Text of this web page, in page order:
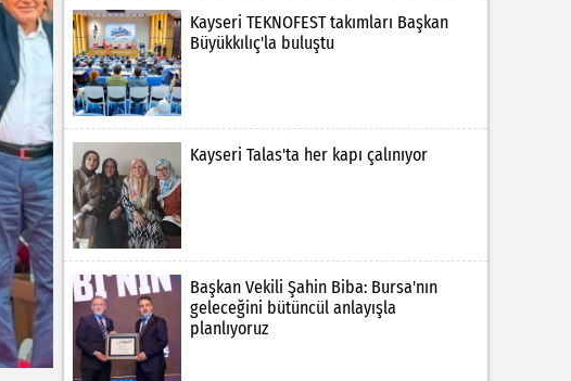
Kayseri TEKNOFEST takımları Başkan
Büyükkılıç'la buluştu
Kayseri Talas'ta her kapı çalınıyor
Başkan Vekili Şahin Biba: Bursa'nın
geleceğini bütüncül anlayışla
planlıyoruz